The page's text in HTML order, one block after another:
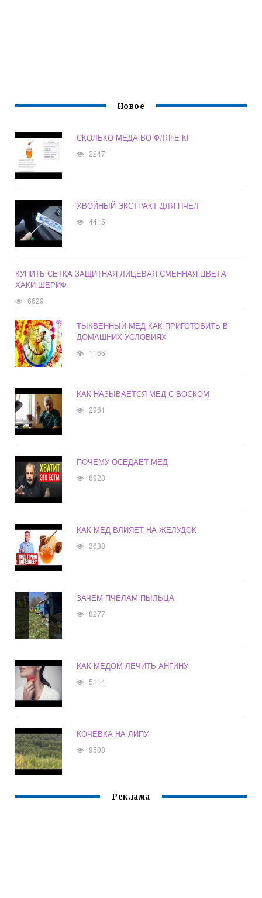
Новое
СКОЛЬКО МЕДА ВО ФЛЯГЕ КГ
2247
ХВОЙНЫЙ ЭКСТРАКТ ДЛЯ ПЧЕЛ
4415
КУПИТЬ СЕТКА ЗАЩИТНАЯ ЛИЦЕВАЯ СМЕННАЯ ЦВЕТА
ХАКИ ШЕРИФ
6629
ТЫКВЕННЫЙ МЕД КАК ПРИГОТОВИТЬ В
ДОМАШНИХ УСЛОВИЯХ
1166
КАК НАЗЫВАЕТСЯ МЕД С ВОСКОМ
2961
ПОЧЕМУ ОСЕДАЕТ МЕД
8928
КАК МЕД ВЛИЯЕТ НА ЖЕЛУДОК
3638
ЗАЧЕМ ПЧЕЛАМ ПЫЛЬЦА
8277
КАК МЕДОМ ЛЕЧИТЬ АНГИНУ
5114
КОЧЕВКА НА ЛИПУ
9508
Реклама